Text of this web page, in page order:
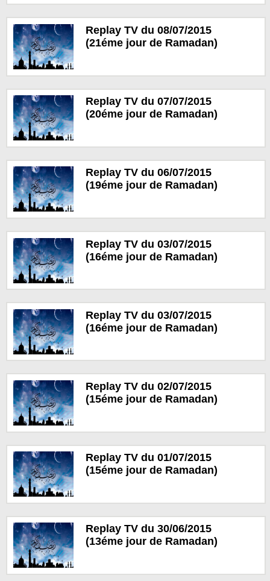
Replay TV du 08/07/2015
(21éme jour de Ramadan)
Replay TV du 07/07/2015
(20éme jour de Ramadan)
Replay TV du 06/07/2015
(19éme jour de Ramadan)
Replay TV du 03/07/2015
(16éme jour de Ramadan)
Replay TV du 03/07/2015
(16éme jour de Ramadan)
Replay TV du 02/07/2015
(15éme jour de Ramadan)
Replay TV du 01/07/2015
(15éme jour de Ramadan)
Replay TV du 30/06/2015
(13éme jour de Ramadan)